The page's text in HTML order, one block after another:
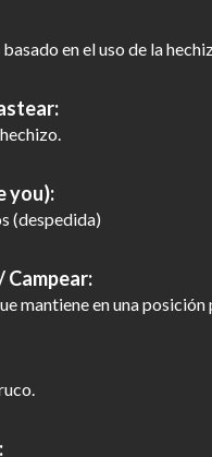
en el uso de la
you):
(despedida)
Campear:
mantiene en una